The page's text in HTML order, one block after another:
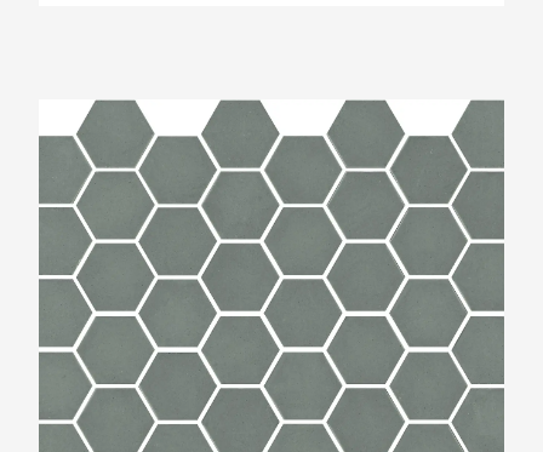
The Mosaic Factory Valencia Mat Khaki